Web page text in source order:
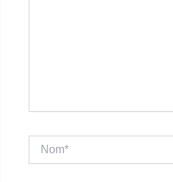
Nom*